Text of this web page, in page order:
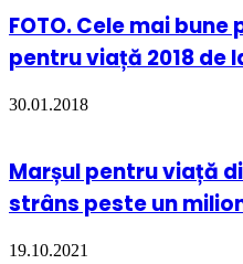
FOTO. Cele mai
pentru viață 2018 de
30.01.2018
Marșul pentru viață
strâns peste un
19.10.2021